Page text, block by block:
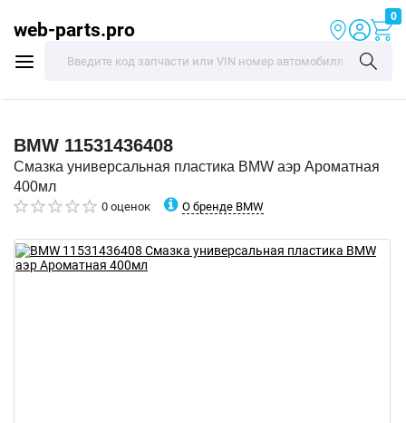
web-parts.pro
0
BMW 11531436408
Смазка универсальная пластика BMW аэр Ароматная
400мл
0 оценок О бренде BMW